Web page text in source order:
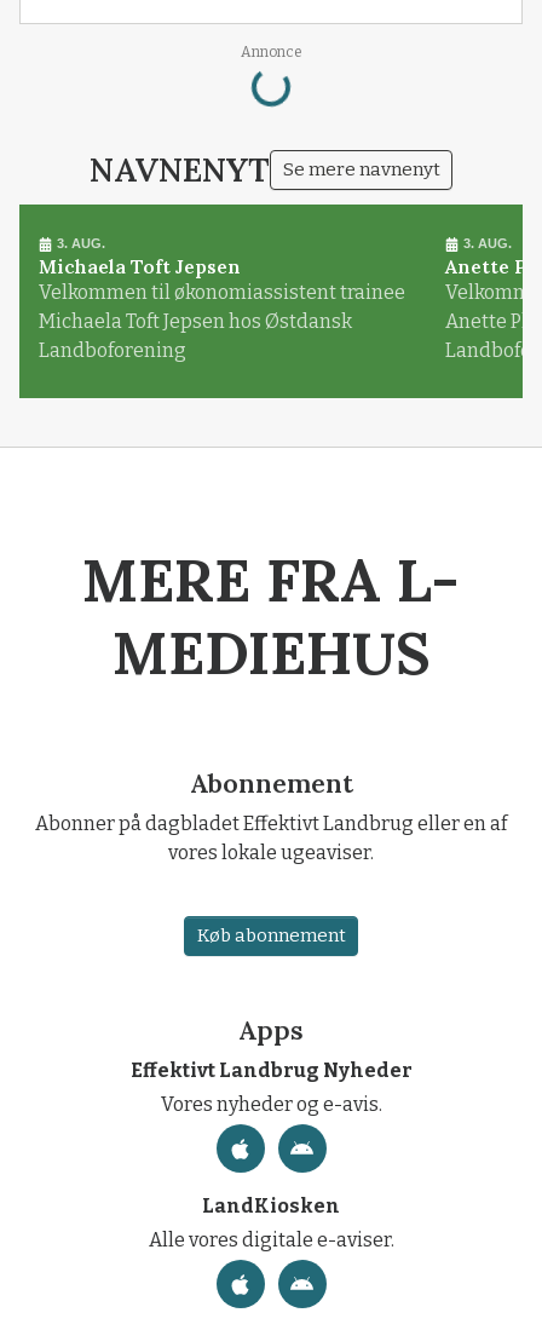
Annonce
Loading...
NAVNENYT Se mere navnenyt
3. AUG.
Michaela Toft Jepsen
Velkommen til økonomiassistent trainee
Michaela Toft Jepsen hos Østdansk
Landboforening
3. AUG.
Anette
Anette
MERE FRA L-
MEDIEHUS
Abonnement
Abonner på dagbladet Effektivt Landbrug eller en af
vores lokale ugeaviser.
Køb abonnement
Apps
Effektivt Landbrug Nyheder
Vores nyheder og e-avis.
LandKiosken
Alle vores digitale e-aviser.